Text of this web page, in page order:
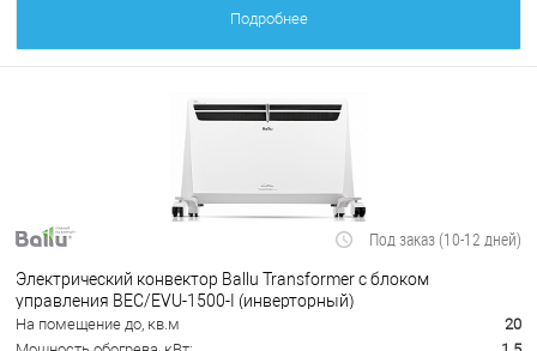
Подробнее
Под заказ (10-12 дней)
Электрический конвектор Ballu Transformer с блоком
управления BEC/EVU-1500-I (инверторный)
На помещение до, кв.м
20